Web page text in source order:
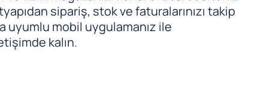
sipariş, stok ve faturalarınızı takip
uyumlu mobil uygulamanız ile
kalın.